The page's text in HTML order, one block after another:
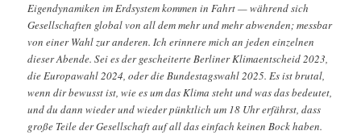
Eigendynamiken im Erdsystem kommen in Fahrt — während sich
Gesellschaften global von all dem mehr und mehr abwenden; messbar
von einer Wahl zur anderen. Ich erinnere mich an jeden einzelnen
dieser Abende. Sei es der gescheiterte Berliner Klimaentscheid 2023,
die Europawahl 2024, oder die Bundestagswahl 2025. Es ist brutal,
wenn dir bewusst ist, wie es um das Klima steht und was das bedeutet,
und du dann wieder und wieder pünktlich um 18 Uhr erfährst, dass
große Teile der Gesellschaft auf all das einfach keinen Bock haben.